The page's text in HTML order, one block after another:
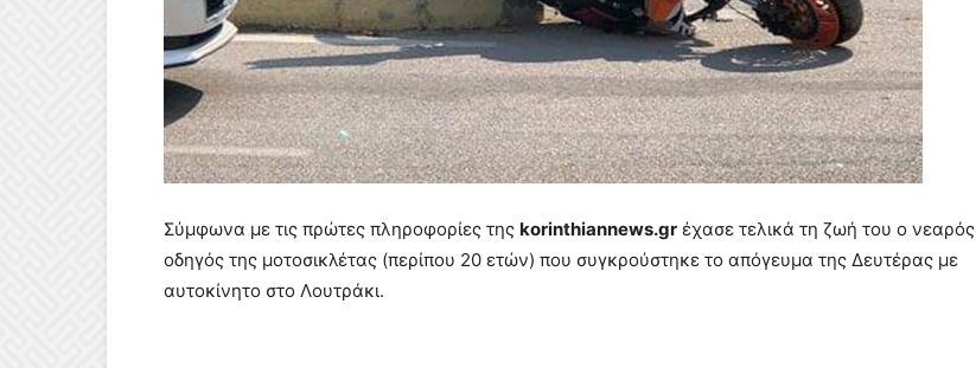
Σύμφωνα με τις πρώτες πληροφορίες της korinthiannews.gr έχασε τελικά τη ζωή του ο νεαρός
οδηγός της μοτοσικλέτας (περίπου 20 ετών) που συγκρούστηκε το απόγευμα της Δευτέρας με
αυτοκίνητο στο Λουτράκι.